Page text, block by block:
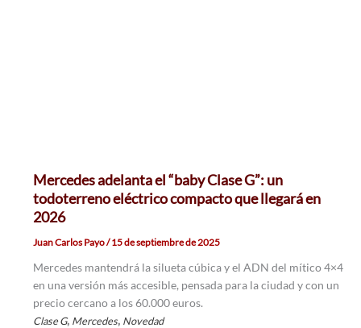
Mercedes adelanta el “baby Clase G”: un
todoterreno eléctrico compacto que llegará en
2026
Juan Carlos Payo/15 de septiembre de 2025
Mercedes mantendrá la silueta cúbica y el ADN del mítico 4×4
en una versión más accesible, pensada para la ciudad y con un
precio cercano a los 60.000 euros.
Clase G, Mercedes, Novedad